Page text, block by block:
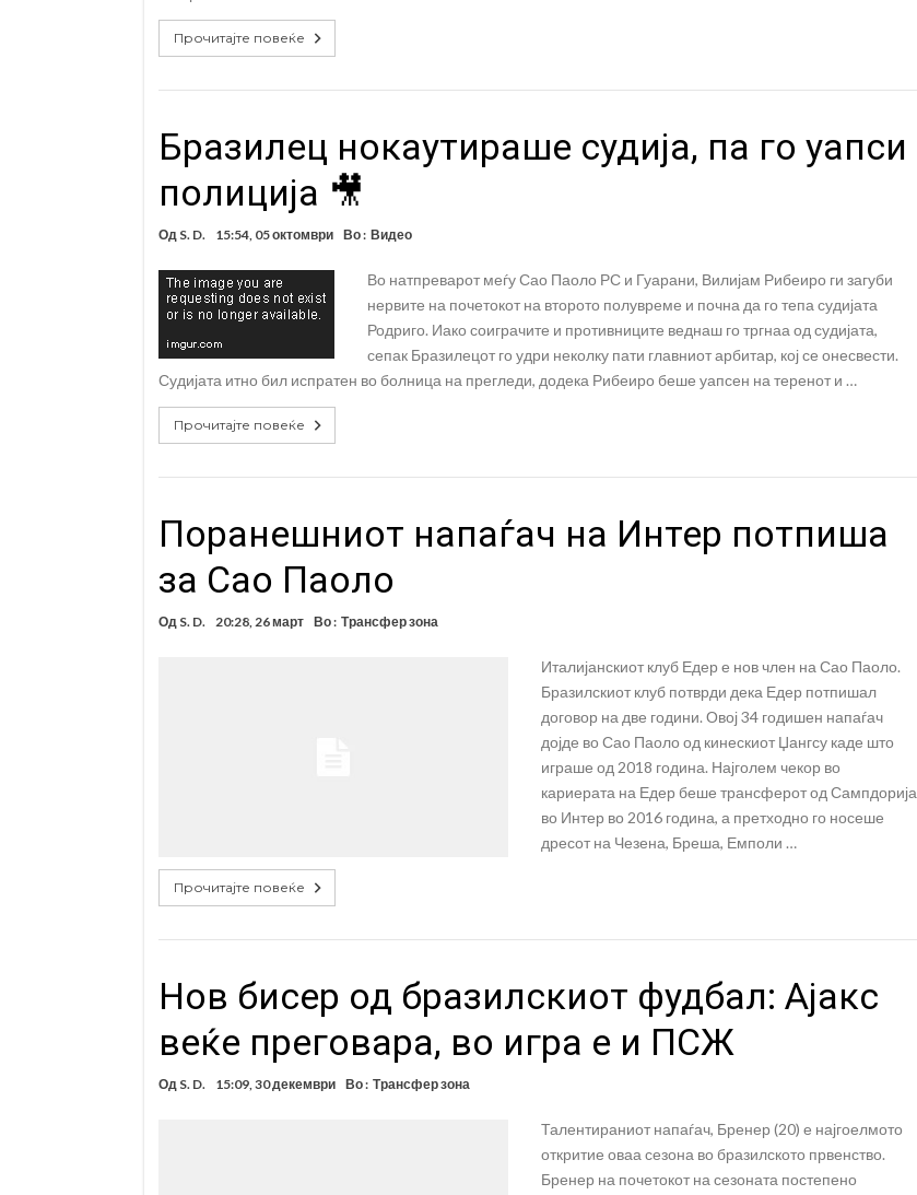
Прочитајте повеќе
Бразилец нокаутираше судија, па го уапси
полиција 🎥
Од S. D. 15:54, 05 октомври Во : Видео
Во натпреварот меѓу Сао Паоло РС и Гуарани, Вилијам Рибеиро ги загуби
нервите на почетокот на второто полувреме и почна да го тепа судијата
Родриго. Иако соиграчите и противниците веднаш го тргнаа од судијата,
сепак Бразилецот го удри неколку пати главниот арбитар, кој се онесвести.
Судијата итно бил испратен во болница на прегледи, додека Рибеиро беше уапсен на теренот и …
Прочитајте повеќе
Поранешниот напаѓач на Интер потпиша
за Сао Паоло
Од S. D. 20:28, 26 март Во : Трансфер зона
Италијанскиот клуб Едер е нов член на Сао Паоло.
Бразилскиот клуб потврди дека Едер потпишал
договор на две години. Овој 34 годишен напаѓач
дојде во Сао Паоло од кинескиот Џангсу каде што
играше од 2018 година. Најголем чекор во
кариерата на Едер беше трансферот од Сампдорија
во Интер во 2016 година, а претходно го носеше
дресот на Чезена, Бреша, Емполи …
Прочитајте повеќе
Нов бисер од бразилскиот фудбал: Ајакс
веќе преговара, во игра е и ПСЖ
Од S. D. 15:09, 30 декември Во : Трансфер зона
Талентираниот напаѓач, Бренер (20) е најгоелмото
откритие оваа сезона во бразилското првенство.
Бренер на почетокот на сезоната постепено